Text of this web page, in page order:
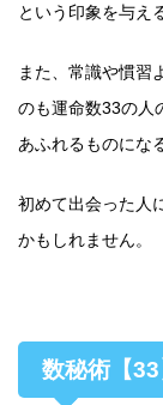
という印象を与え
また、常識や慣習
のも運命数33の人
あふれるものにな
初めて出会った人
かもしれません。
数秘術【